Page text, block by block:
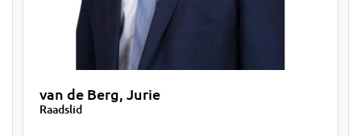
van de Berg, Jurie
Raadslid